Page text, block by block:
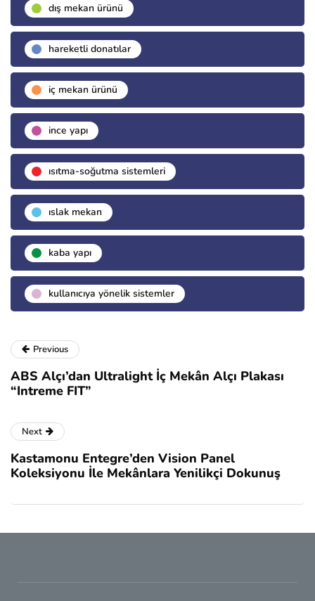
dış mekan ürünü
hareketli donatılar
i̇ç mekan ürünü
i̇nce yapı
isıtma-soğutma sistemleri
islak mekan
kaba yapı
kullanıcıya yönelik sistemler
Previous
ABS Alçı’dan Ultralight İç Mekân Alçı Plakası
“Intreme FIT”
Next
Kastamonu Entegre’den Vision Panel
Koleksiyonu İle Mekânlara Yenilikçi Dokunuş